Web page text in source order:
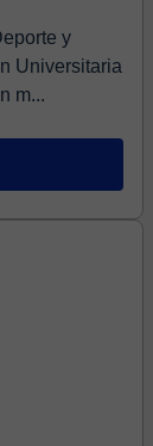
y
Universitaria
m...